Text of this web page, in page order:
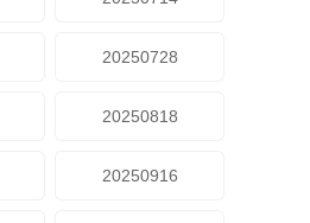
20250728
20250818
20250916